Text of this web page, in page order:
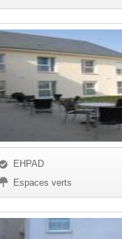
EHPAD
Espaces verts